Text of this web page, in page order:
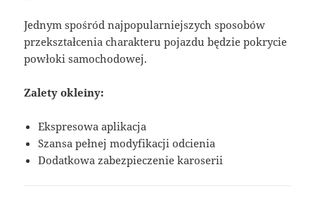
Jednym spośród najpopularniejszych sposobów
przekształcenia charakteru pojazdu będzie pokrycie
powłoki samochodowej.
Zalety okleiny:
Ekspresowa aplikacja
Szansa pełnej modyfikacji odcienia
Dodatkowa zabezpieczenie karoserii